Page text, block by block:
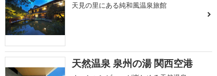
天見の里にある純和風温泉旅館
天然温泉 泉州の湯 関西空港